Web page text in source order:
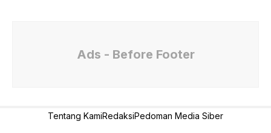
Ads - Before Footer
Tentang KamiRedaksiPedoman Media Siber